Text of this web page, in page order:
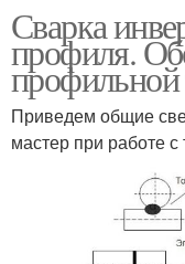
Сварка
профиля.
Приведем общие
мастер при работе